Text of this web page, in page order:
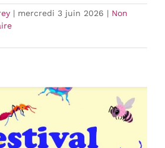
| mercredi 3 juin 2026 | Non